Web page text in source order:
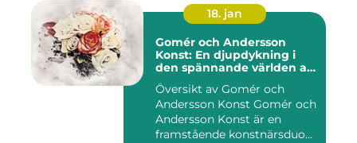
18. jan
Gomér och Andersson
Konst: En djupdykning i
den spännande världen av
konst
Översikt av Gomér och
Andersson Konst Gomér och
Andersson Konst är en
framstående konstnärsduo